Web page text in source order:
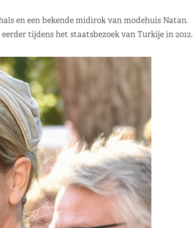
en een bekende midirok van modehuis Natan.
tijdens het staatsbezoek van Turkije in 2012.